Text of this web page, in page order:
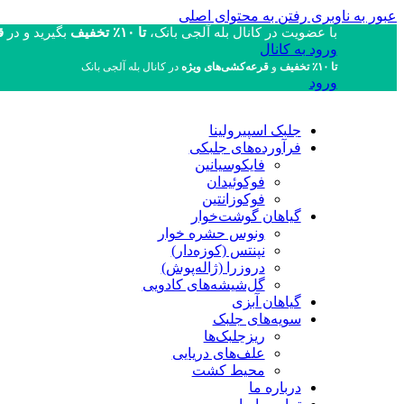
عبور به ناوبری رفتن به محتوای اصلی
با عضویت در کانال بله آلجی بانک، تا ۱۰٪ تخفیف بگیرید و در
ورود به کانال
تا ۱۰٪ تخفیف و قرعه‌کشی‌های ویژه در کانال بله آلجی بانک
ورود
جلبک اسپیرولینا
فرآورده‌های جلبکی
فایکوسیانین
فوکوئیدان
فوکوزانتین
گیاهان گوشت‌خوار
ونوس حشره خوار
نپنتس (کوزه‌دار)
دروزرا (ژاله‌پوش)
گل‌شیشه‌های کادویی
گیاهان آبزی
سویه‌های جلبک
ریزجلبک‌ها
علف‌های دریایی
محیط کشت
درباره ما